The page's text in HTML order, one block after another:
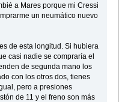
a Mares porque mi Cressi
un neumático nuevo
de esta longitud. Si hubiera
casi nadie se compraría el
de segunda mano los
con los otros dos, tienes
pero a presiones
de 11 y el freno son más